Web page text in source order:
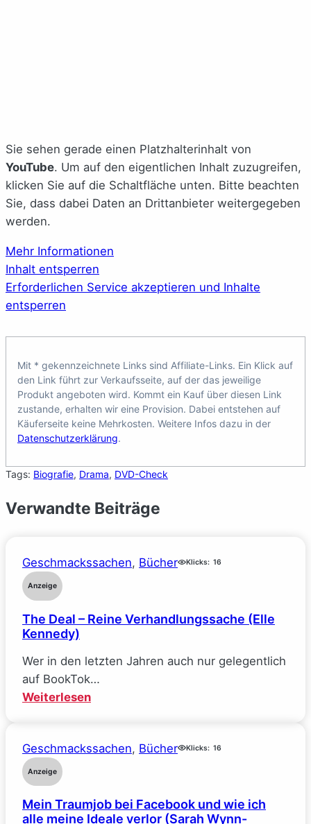
Sie sehen gerade einen Platzhalterinhalt von
YouTube. Um auf den eigentlichen Inhalt zuzugreifen,
klicken Sie auf die Schaltfläche unten. Bitte beachten
Sie, dass dabei Daten an Drittanbieter weitergegeben
werden.
Mehr Informationen
Inhalt entsperren
Erforderlichen Service akzeptieren und Inhalte
entsperren
Mit * gekennzeichnete Links sind Affiliate-Links. Ein Klick auf
den Link führt zur Verkaufsseite, auf der das jeweilige
Produkt angeboten wird. Kommt ein Kauf über diesen Link
zustande, erhalten wir eine Provision. Dabei entstehen auf
Käuferseite keine Mehrkosten. Weitere Infos dazu in der
Datenschutzerklärung.
Tags: Biografie, Drama, DVD-Check
Verwandte Beiträge
Geschmackssachen, Bücher Klicks: 16
Anzeige
The Deal – Reine Verhandlungssache (Elle
Kennedy)
Wer in den letzten Jahren auch nur gelegentlich
auf BookTok…
Weiterlesen:
–
(Elle
Geschmackssachen, Bücher Klicks: 16
Anzeige
Mein Traumjob bei Facebook und wie ich
alle meine Ideale verlor (Sarah Wynn-